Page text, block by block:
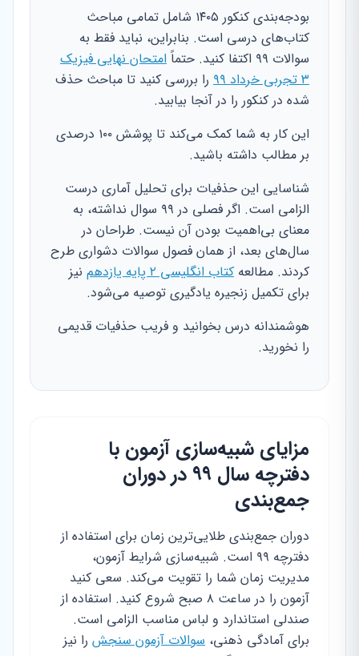
بودجه‌بندی کنکور ۱۴۰۵ شامل تمامی مباحث
کتاب‌های درسی است. بنابراین، نباید فقط به
سوالات ۹۹ اکتفا کنید. حتماً
امتحان نهایی فیزیک
۳ تجربی خرداد ۹۹
را بررسی کنید تا مباحث حذف
شده در کنکور را در آنجا بیابید.
این کار به شما کمک می‌کند تا پوشش ۱۰۰ درصدی
بر مطالب داشته باشید.
شناسایی این حذفیات برای تحلیل آماری درست
الزامی است. اگر فصلی در ۹۹ سوال نداشته، به
معنای بی‌اهمیت بودن آن نیست. طراحان در
سال‌های بعد، از همان فصول سوالات دشواری طرح
کردند. مطالعه کتاب انگلیسی ۲ پایه یازدهم
نیز
برای تکمیل زنجیره یادگیری توصیه می‌شود.
هوشمندانه درس بخوانید و فریب حذفیات قدیمی
را نخورید.
مزایای شبیه‌سازی آزمون با
دفترچه سال ۹۹ در دوران
جمع‌بندی
دوران جمع‌بندی طلایی‌ترین زمان برای استفاده از
دفترچه ۹۹ است. شبیه‌سازی شرایط آزمون،
مدیریت زمان شما را تقویت می‌کند. سعی کنید
آزمون را در ساعت ۸ صبح شروع کنید. استفاده از
صندلی استاندارد و لباس مناسب الزامی است.
برای آمادگی ذهنی، سوالات آزمون سنجش را نیز